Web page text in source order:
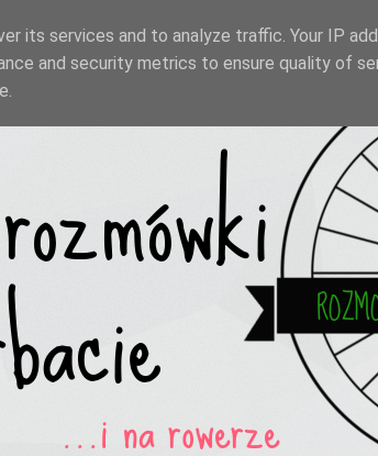
its services and to analyze traffic. Your IP
and security metrics to ensure quality of